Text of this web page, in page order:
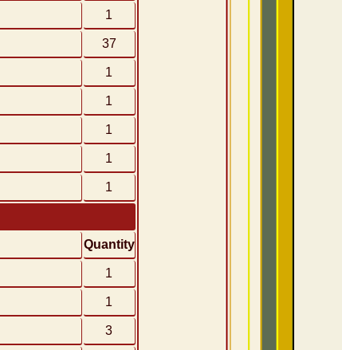
1
37
1
1
1
1
1
Quantity
1
1
3